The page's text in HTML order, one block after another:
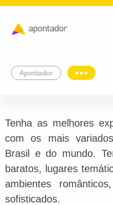
Apontador
Tenha as melhores
com os mais
Brasil e do mundo.
baratos, lugares
ambientes
sofisticados.